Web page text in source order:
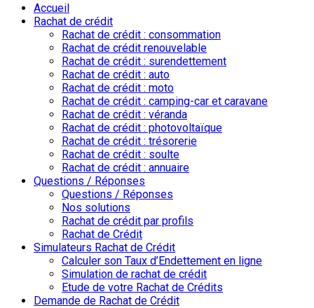
Accueil
Rachat de crédit
Rachat de crédit : consommation
Rachat de crédit renouvelable
Rachat de crédit : surendettement
Rachat de crédit : auto
Rachat de crédit : moto
Rachat de crédit : camping-car et caravane
Rachat de crédit : véranda
Rachat de crédit : photovoltaïque
Rachat de crédit : trésorerie
Rachat de crédit : soulte
Rachat de crédit : annuaire
Questions / Réponses
Questions / Réponses
Nos solutions
Rachat de crédit par profils
Rachat de Crédit
Simulateurs Rachat de Crédit
Calculer son Taux d’Endettement en ligne
Simulation de rachat de crédit
Etude de votre Rachat de Crédits
Demande de Rachat de Crédit